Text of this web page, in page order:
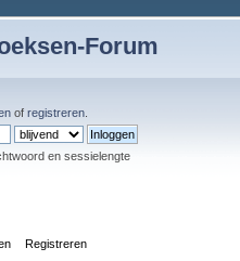
Forum
of registreren
en sessielengte
Registreren